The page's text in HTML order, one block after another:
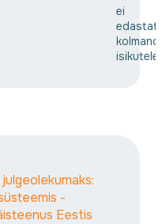
ei
isikutele
-
Eestis